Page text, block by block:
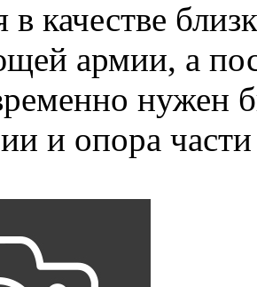
в качестве
армии, а
нужен
и опора